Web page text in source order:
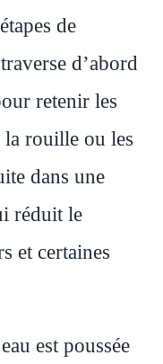
de
d’abord
retenir les
la rouille ou les
dans une
réduit le
et certaines
est poussée